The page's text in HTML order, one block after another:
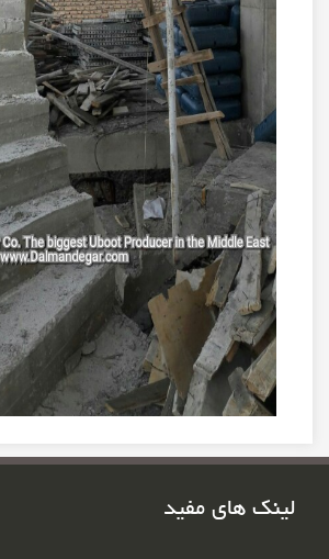
لینک های مفید